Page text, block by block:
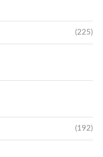
(225)
(192)